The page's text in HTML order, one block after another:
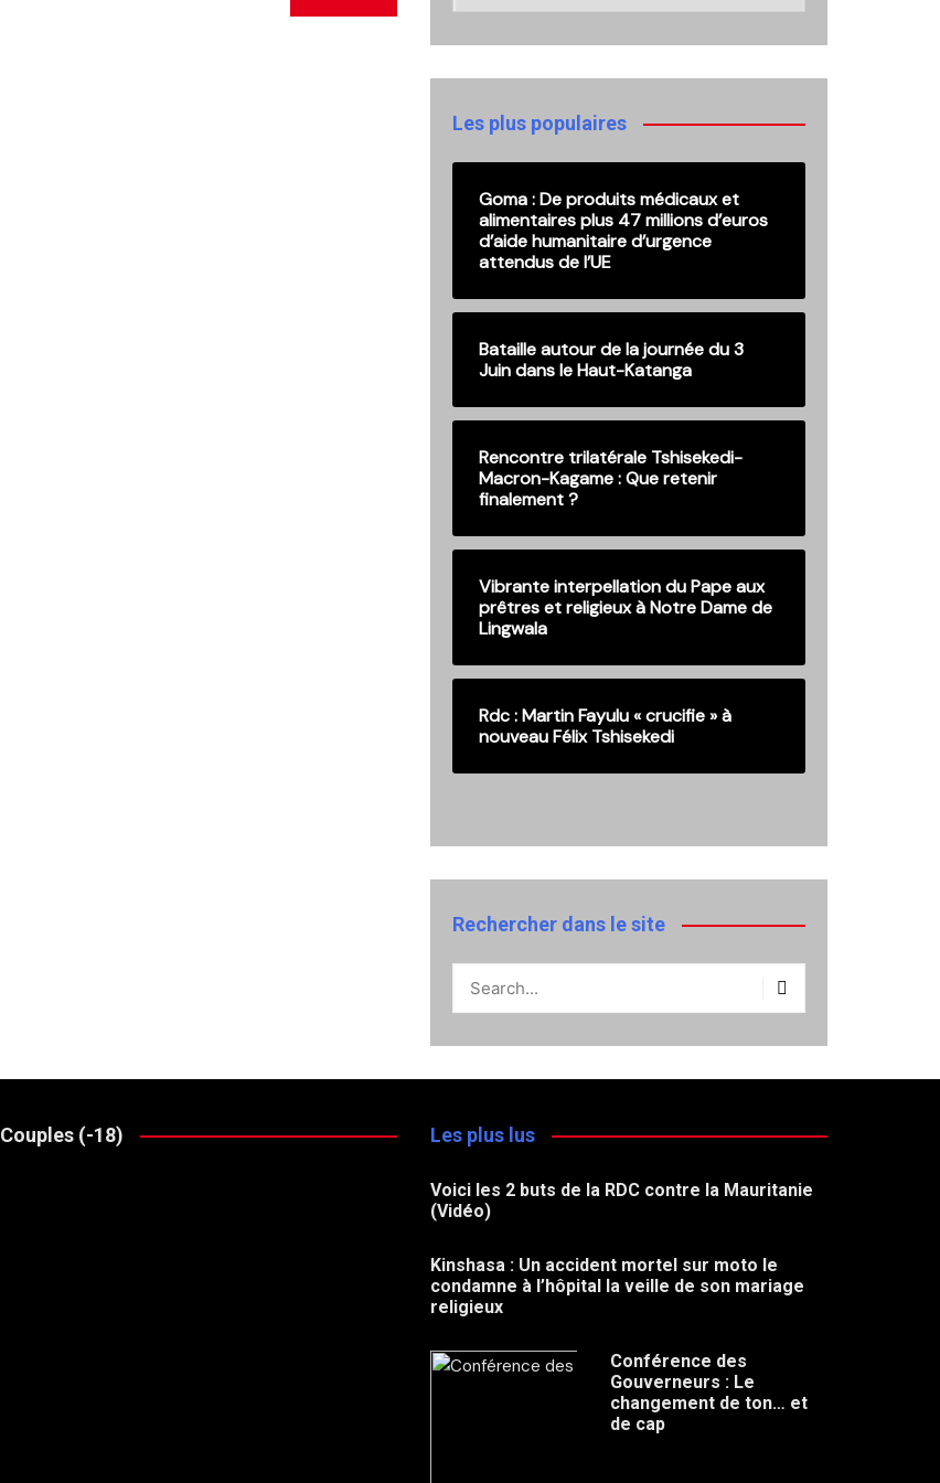
anciennes
publications
Les plus populaires
Goma : De produits médicaux et
alimentaires plus 47 millions d’euros
d’aide humanitaire d’urgence
attendus de l’UE
Bataille autour de la journée du 3
Juin dans le Haut-Katanga
Rencontre trilatérale Tshisekedi-
Macron-Kagame : Que retenir
finalement ?
Vibrante interpellation du Pape aux
prêtres et religieux à Notre Dame de
Lingwala
Rdc : Martin Fayulu « crucifie » à
nouveau Félix Tshisekedi
Rechercher dans le site
Couples (-18) Les plus lus
Voici les 2 buts de la RDC contre la Mauritanie
(Vidéo)
Kinshasa : Un accident mortel sur moto le
condamne à l’hôpital la veille de son mariage
religieux
Conférence des
Gouverneurs : Le
changement de ton… et
de cap